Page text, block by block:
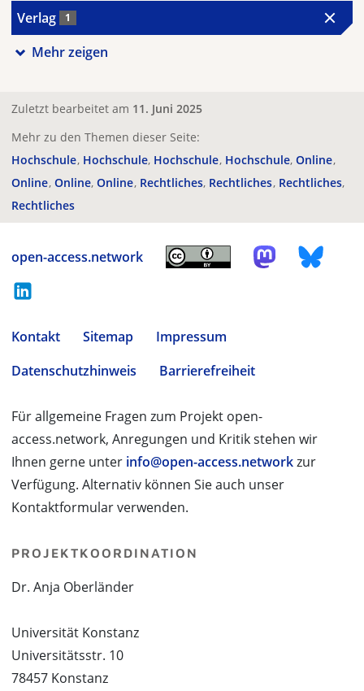
Verlag 1
Mehr zeigen
Zuletzt bearbeitet am 11. Juni 2025
Mehr zu den Themen dieser Seite:
Hochschule Hochschule Hochschule Hochschule Online
Online Online Online Rechtliches Rechtliches Rechtliches
Rechtliches
open-access.network
Kontakt Sitemap
Impressum
Datenschutzhinweis
Barrierefreiheit
Für allgemeine Fragen zum Projekt open-
access.network, Anregungen und Kritik stehen wir
Ihnen gerne unter info@open-access.networkzur
Verfügung. Alternativ können Sie auch unser
Kontaktformular verwenden.
PROJEKTKOORDINATION
Dr. Anja Oberländer
Universität Konstanz
Universitätsstr. 10
78457 Konstanz